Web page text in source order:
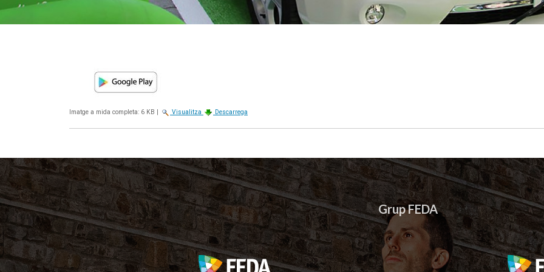
Imatge a mida completa: 6 KB | Visualitza Descarrega
Grup FEDA